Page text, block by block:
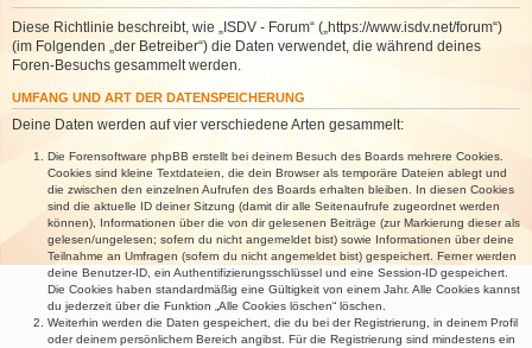
Diese Richtlinie beschreibt, wie „ISDV - Forum“ („https://www.isdv.net/forum“)
(im Folgenden „der Betreiber“) die Daten verwendet, die während deines
Foren-Besuchs gesammelt werden.
UMFANG UND ART DER DATENSPEICHERUNG
Deine Daten werden auf vier verschiedene Arten gesammelt:
Die Forensoftware phpBB erstellt bei deinem Besuch des Boards mehrere Cookies.
Cookies sind kleine Textdateien, die dein Browser als temporäre Dateien ablegt und
die zwischen den einzelnen Aufrufen des Boards erhalten bleiben. In diesen Cookies
sind die aktuelle ID deiner Sitzung (damit dir alle Seitenaufrufe zugeordnet werden
können), Informationen über die von dir gelesenen Beiträge (zur Markierung dieser als
gelesen/ungelesen; sofern du nicht angemeldet bist) sowie Informationen über deine
Teilnahme an Umfragen (sofern du nicht angemeldet bist) gespeichert. Ferner werden
deine Benutzer-ID, ein Authentifizierungsschlüssel und eine Session-ID gespeichert.
Die Cookies haben standardmäßig eine Gültigkeit von einem Jahr. Alle Cookies kannst
du jederzeit über die Funktion „Alle Cookies löschen“ löschen.
Weiterhin werden die Daten gespeichert, die du bei der Registrierung, in deinem Profil
oder deinem persönlichem Bereich angibst. Für die Registrierung sind mindestens ein